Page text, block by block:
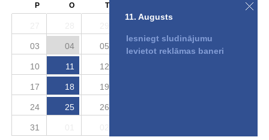
P
O T S
03 04 05 06 07
10 11 12
17 18 19
24 25 26
31
11. Augusts
Iesniegt sludinājumu
Ievietot reklāmas baneri